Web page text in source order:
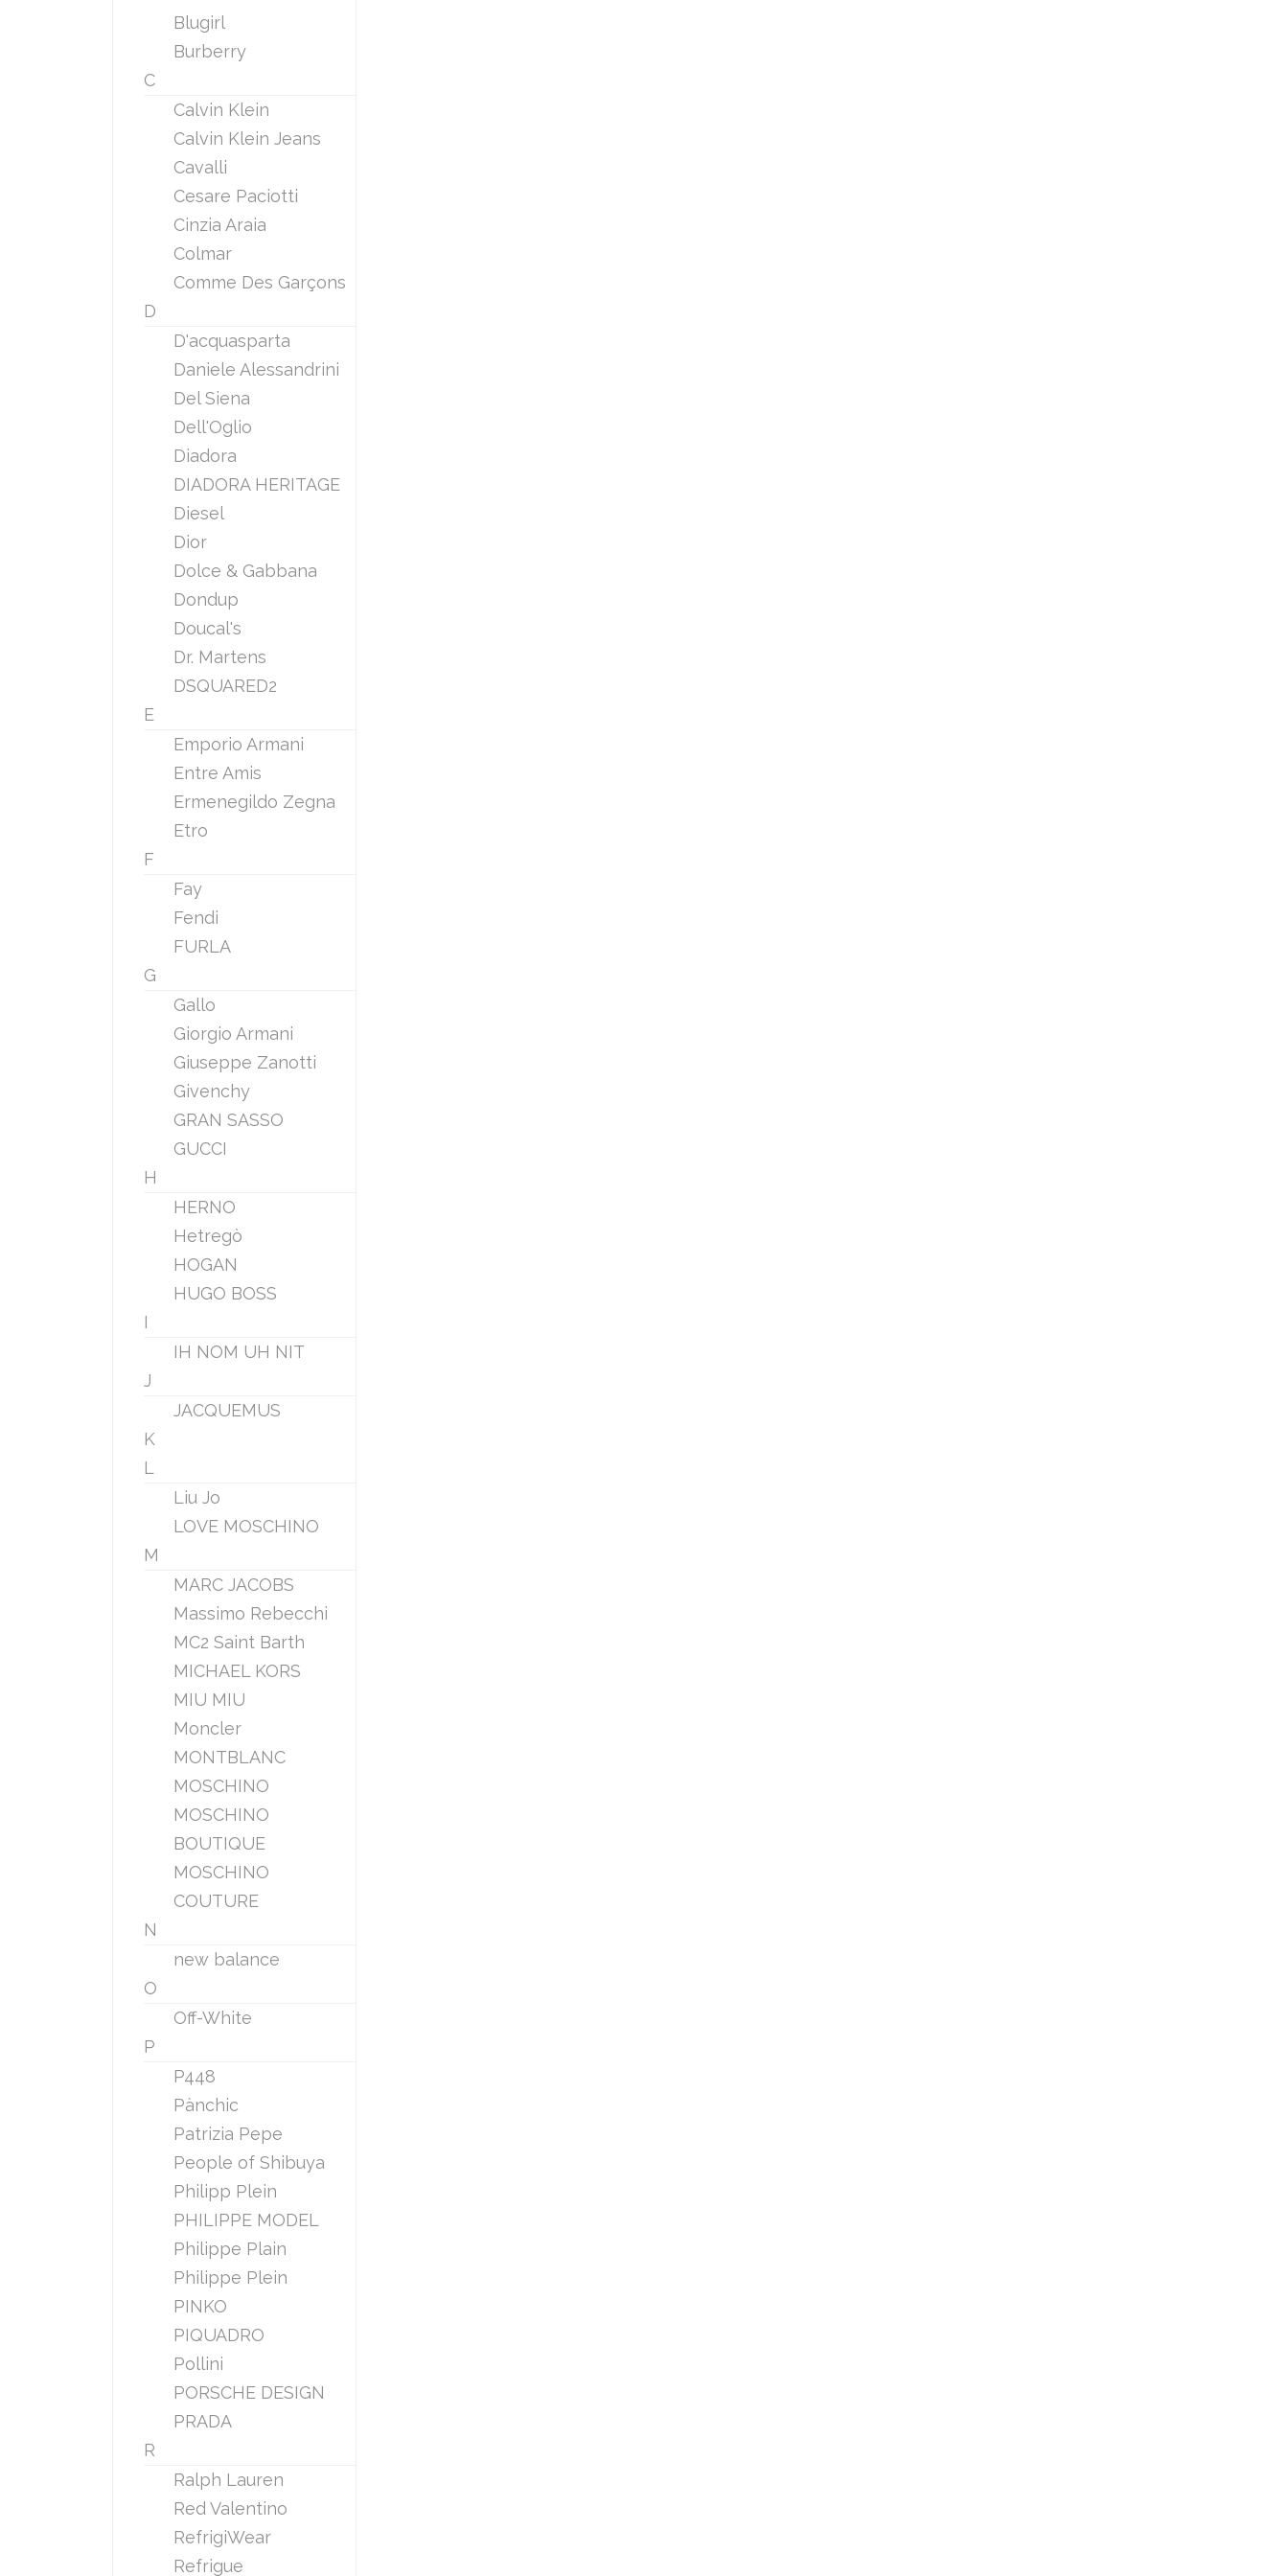
Blugirl
Burberry
C
Calvin Klein
Calvin Klein Jeans
Cavalli
Cesare Paciotti
Cinzia Araia
Colmar
Comme Des Garçons
D
D'acquasparta
Daniele Alessandrini
Del Siena
Dell'Oglio
Diadora
DIADORA HERITAGE
Diesel
Dior
Dolce & Gabbana
Dondup
Doucal's
Dr. Martens
DSQUARED2
E
Emporio Armani
Entre Amis
Ermenegildo Zegna
Etro
F
Fay
Fendi
FURLA
G
Gallo
Giorgio Armani
Giuseppe Zanotti
Givenchy
GRAN SASSO
GUCCI
H
HERNO
Hetregò
HOGAN
HUGO BOSS
I
IH NOM UH NIT
J
JACQUEMUS
K
L
Liu Jo
LOVE MOSCHINO
M
MARC JACOBS
Massimo Rebecchi
MC2 Saint Barth
MICHAEL KORS
MIU MIU
Moncler
MONTBLANC
MOSCHINO
MOSCHINO
BOUTIQUE
MOSCHINO
COUTURE
N
new balance
O
Off-White
P
P448
Pànchic
Patrizia Pepe
People of Shibuya
Philipp Plein
PHILIPPE MODEL
Philippe Plain
Philippe Plein
PINKO
PIQUADRO
Pollini
PORSCHE DESIGN
PRADA
R
Ralph Lauren
Red Valentino
RefrigiWear
Refrigue